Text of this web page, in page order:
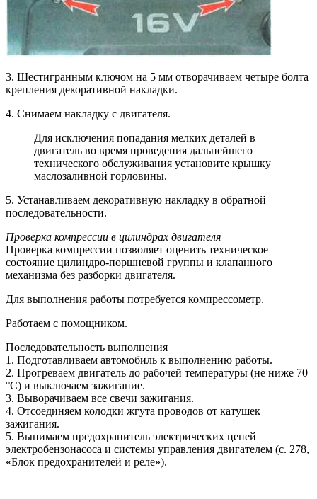
3. Шестигранным ключом на 5 мм отворачиваем четыре болта
крепления декоративной накладки.
4. Снимаем накладку с двигателя.
Для исключения попадания мелких деталей в
двигатель во время проведения дальнейшего
технического обслуживания установите крышку
маслозаливной горловины.
5. Устанавливаем декоративную накладку в обратной
последовательности.
Проверка компрессии в цилиндрах двигателя
Проверка компрессии позволяет оценить техническое
состояние цилиндро-поршневой группы и клапанного
механизма без разборки двигателя.
Для выполнения работы потребуется компрессометр.
Работаем с помощником.
Последовательность выполнения
1. Подготавливаем автомобиль к выполнению работы.
2. Прогреваем двигатель до рабочей температуры (не ниже 70
°С) и выключаем зажигание.
3. Выворачиваем все свечи зажигания.
4. Отсоединяем колодки жгута проводов от катушек
зажигания.
5. Вынимаем предохранитель электрических цепей
электробензонасоса и системы управления двигателем (с. 278,
«Блок предохранителей и реле»).